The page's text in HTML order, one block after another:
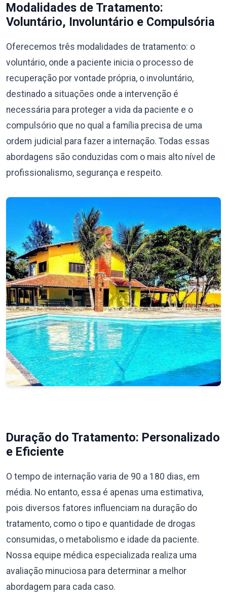
Modalidades de Tratamento:
Voluntário, Involuntário e Compulsória
Oferecemos três modalidades de tratamento: o
voluntário, onde a paciente inicia o processo de
recuperação por vontade própria, o involuntário,
destinado a situações onde a intervenção é
necessária para proteger a vida da paciente e o
compulsório que no qual a família precisa de uma
ordem judicial para fazer a internação. Todas essas
abordagens são conduzidas com o mais alto nível de
profissionalismo, segurança e respeito.
Duração do Tratamento: Personalizado
e Eficiente
O tempo de internação varia de 90 a 180 dias, em
média. No entanto, essa é apenas uma estimativa,
pois diversos fatores influenciam na duração do
tratamento, como o tipo e quantidade de drogas
consumidas, o metabolismo e idade da paciente.
Nossa equipe médica especializada realiza uma
avaliação minuciosa para determinar a melhor
abordagem para cada caso.